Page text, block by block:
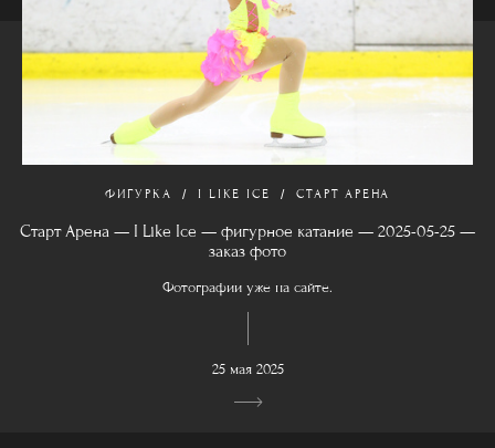
ФИГУРКА I LIKE ICE СТАРТ АРЕНА
Старт Арена — I Like Ice — фигурное катание — 2025-05-25 —
заказ фото
Фотографии уже на сайте.
25 мая 2025